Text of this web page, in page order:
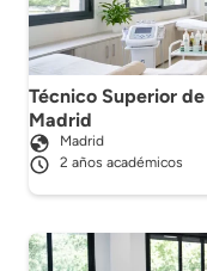
Técnico Superior
Madrid
Madrid
2 años académicos